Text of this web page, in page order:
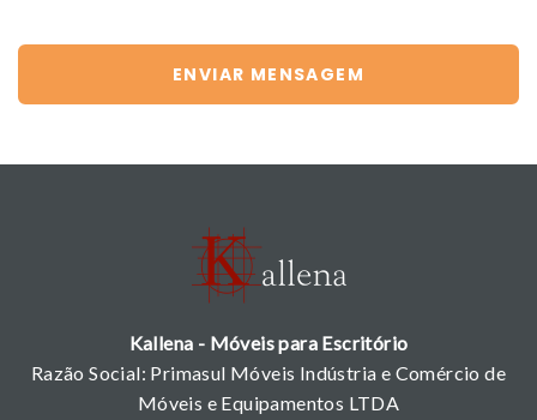
ENVIAR MENSAGEM
Kallena - Móveis para Escritório
Razão Social: Primasul Móveis Indústria e Comércio de
Móveis e Equipamentos LTDA